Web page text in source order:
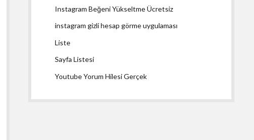
Instagram Beğeni Yükseltme Ücretsiz
instagram gizli hesap görme uygulaması
Liste
Sayfa Listesi
Youtube Yorum Hilesi Gerçek